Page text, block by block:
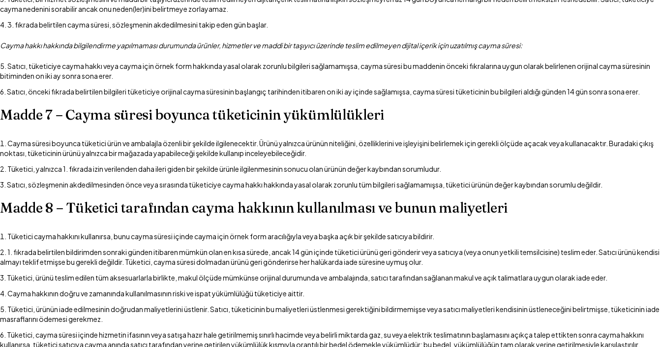
cayma nedenini sorabilir ancak onu neden(ler)ini belirtmeye zorlayamaz.
3. fıkrada belirtilen cayma süresi, sözleşmenin akdedilmesini takip eden gün başlar.
Cayma hakkı hakkında bilgilendirme yapılmaması durumunda ürünler, hizmetler ve maddi bir taşıyıcı üzerinde teslim edilmeyen dijital içerik için uzatılmış cayma süresi:
Satıcı, tüketiciye cayma hakkı veya cayma için örnek form hakkında yasal olarak zorunlu bilgileri sağlamamışsa, cayma süresi bu maddenin önceki fıkralarına uygun olarak belirlenen orijinal cayma süresinin
bitiminden on iki ay sonra sona erer.
Satıcı, önceki fıkrada belirtilen bilgileri tüketiciye orijinal cayma süresinin başlangıç tarihinden itibaren on iki ay içinde sağlamışsa, cayma süresi tüketicinin bu bilgileri aldığı günden 14 gün sonra sona erer.
Madde 7 – Cayma süresi boyunca tüketicinin yükümlülükleri
Cayma süresi boyunca tüketici ürün ve ambalajla özenli bir şekilde ilgilenecektir. Ürünü yalnızca ürünün niteliğini, özelliklerini ve işleyişini belirlemek için gerekli ölçüde açacak veya kullanacaktır. Buradaki çıkış
noktası, tüketicinin ürünü yalnızca bir mağazada yapabileceği şekilde kullanıp inceleyebileceğidir.
Tüketici, yalnızca 1. fıkrada izin verilenden daha ileri giden bir şekilde ürünle ilgilenmesinin sonucu olan ürünün değer kaybından sorumludur.
Satıcı, sözleşmenin akdedilmesinden önce veya sırasında tüketiciye cayma hakkı hakkında yasal olarak zorunlu tüm bilgileri sağlamamışsa, tüketici ürünün değer kaybından sorumlu değildir.
Madde 8 – Tüketici tarafından cayma hakkının kullanılması ve bunun maliyetleri
Tüketici cayma hakkını kullanırsa, bunu cayma süresi içinde cayma için örnek form aracılığıyla veya başka açık bir şekilde satıcıya bildirir.
1. fıkrada belirtilen bildirimden sonraki günden itibaren mümkün olan en kısa sürede, ancak 14 gün içinde tüketici ürünü geri gönderir veya satıcıya (veya onun yetkili temsilcisine) teslim eder. Satıcı ürünü kendisi
almayı teklif etmişse bu gerekli değildir. Tüketici, cayma süresi dolmadan ürünü geri gönderirse her halükarda iade süresine uymuş olur.
Tüketici, ürünü teslim edilen tüm aksesuarlarla birlikte, makul ölçüde mümkünse orijinal durumunda ve ambalajında, satıcı tarafından sağlanan makul ve açık talimatlara uygun olarak iade eder.
Cayma hakkının doğru ve zamanında kullanılmasının riski ve ispat yükümlülüğü tüketiciye aittir.
Tüketici, ürünün iade edilmesinin doğrudan maliyetlerini üstlenir. Satıcı, tüketicinin bu maliyetleri üstlenmesi gerektiğini bildirmemişse veya satıcı maliyetleri kendisinin üstleneceğini belirtmişse, tüketicinin iade
masraflarını ödemesi gerekmez.
Tüketici, cayma süresi içinde hizmetin ifasının veya satışa hazır hale getirilmemiş sınırlı hacimde veya belirli miktarda gaz, su veya elektrik teslimatının başlamasını açıkça talep ettikten sonra cayma hakkını
kullanırsa, tüketici satıcıya cayma anında satıcı tarafından yerine getirilen yükümlülük kısmıyla orantılı bir bedel ödemekle yükümlüdür; bu bedel, yükümlülüğün tam olarak yerine getirilmesiyle karşılaştırılır.